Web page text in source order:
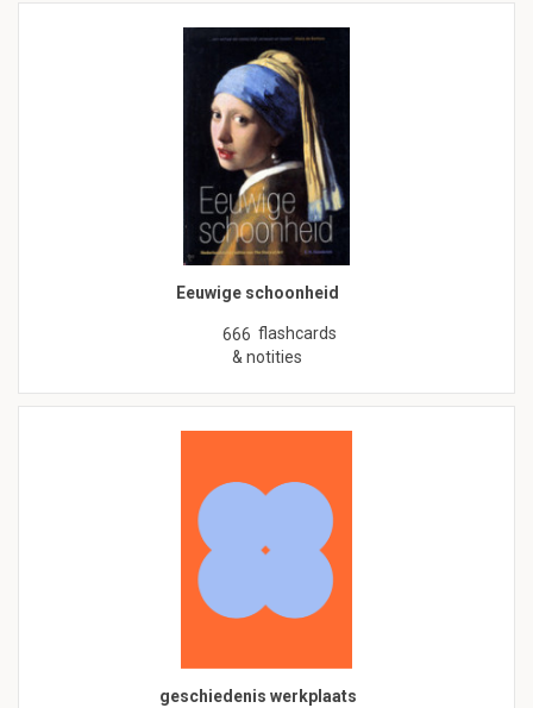
Eeuwige schoonheid
666 flashcards
& notities
geschiedenis werkplaats